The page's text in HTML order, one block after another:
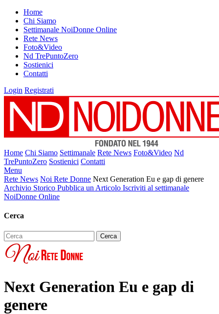
Home
Chi Siamo
Settimanale NoiDonne Online
Rete News
Foto&Video
Nd TrePuntoZero
Sostienici
Contatti
Login Registrati
Home Chi Siamo Settimanale Rete News Foto&Video Nd
TrePuntoZero Sostienici Contatti
Menu
Rete News Noi Rete Donne Next Generation Eu e gap di genere
Archivio Storico Pubblica un Articolo Iscriviti al settimanale
NoiDonne Online
Cerca
Next Generation Eu e gap di
genere